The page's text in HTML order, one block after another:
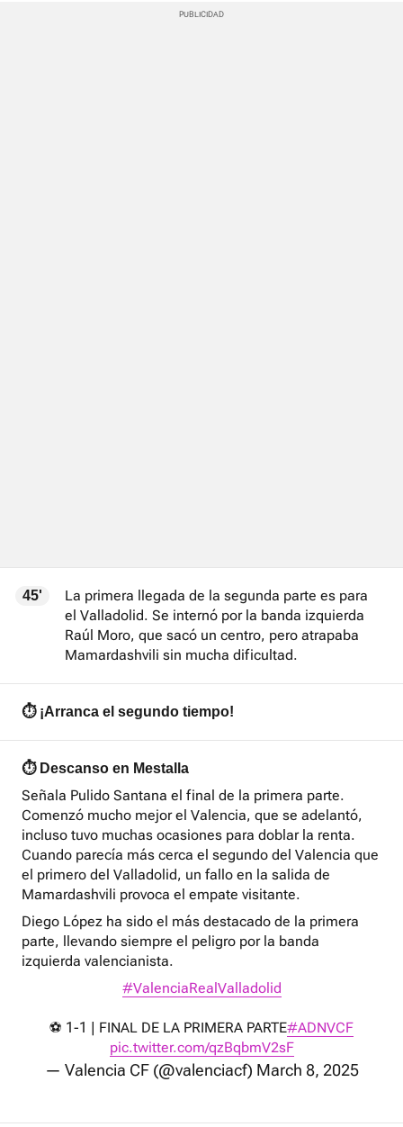
45'
La primera llegada de la segunda parte es para
el Valladolid. Se internó por la banda izquierda
Raúl Moro, que sacó un centro, pero atrapaba
Mamardashvili sin mucha dificultad.
⏱️ ¡Arranca el segundo tiempo!
⏱️ Descanso en Mestalla
Señala Pulido Santana el final de la primera parte.
Comenzó mucho mejor el Valencia, que se adelantó,
incluso tuvo muchas ocasiones para doblar la renta.
Cuando parecía más cerca el segundo del Valencia que
el primero del Valladolid, un fallo en la salida de
Mamardashvili provoca el empate visitante.
Diego López ha sido el más destacado de la primera
parte, llevando siempre el peligro por la banda
izquierda valencianista.
#ValenciaRealValladolid
⚽ 1-1 | FINAL DE LA PRIMERA PARTE#ADNVCF
pic.twitter.com/qzBqbmV2sF
— Valencia CF (@valenciacf) March 8, 2025